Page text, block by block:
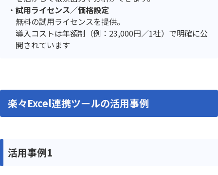
試用ライセンス／価格設定
無料の試用ライセンスを提供。
導入コストは年額制（例：23,000円／1社）で明確に公
開されています
楽々Excel連携ツールの活用事例
活用事例1